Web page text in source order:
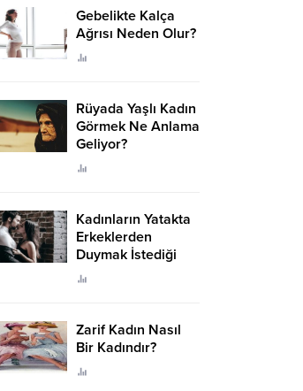
Gebelikte Kalça
Ağrısı Neden Olur?
Rüyada Yaşlı Kadın
Görmek Ne Anlama
Geliyor?
Kadınların Yatakta
Erkeklerden
Duymak İstediği
Sözler
Zarif Kadın Nasıl
Bir Kadındır?